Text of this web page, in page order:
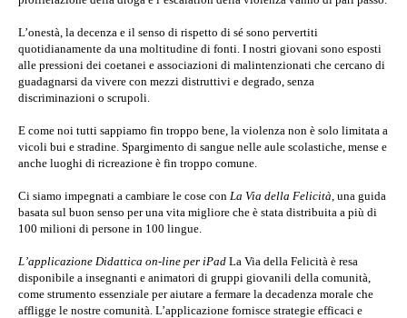
L’onestà, la decenza e il senso di rispetto di sé sono pervertiti
quotidianamente da una moltitudine di fonti. I nostri giovani sono esposti
alle pressioni dei coetanei e associazioni di malintenzionati che cercano di
guadagnarsi da vivere con mezzi distruttivi e degrado, senza
discriminazioni o scrupoli.
E come noi tutti sappiamo fin troppo bene, la violenza non è solo limitata a
vicoli bui e stradine. Spargimento di sangue nelle aule scolastiche, mense e
anche luoghi di ricreazione è fin troppo comune.
Ci siamo impegnati a cambiare le cose con La Via della Felicità, una guida
basata sul buon senso per una vita migliore che è stata distribuita a più di
100 milioni di persone in 100 lingue.
L’applicazione Didattica on-line per iPad La Via della Felicità è resa
disponibile a insegnanti e animatori di gruppi giovanili della comunità,
come strumento essenziale per aiutare a fermare la decadenza morale che
affligge le nostre comunità. L’applicazione fornisce strategie efficaci e